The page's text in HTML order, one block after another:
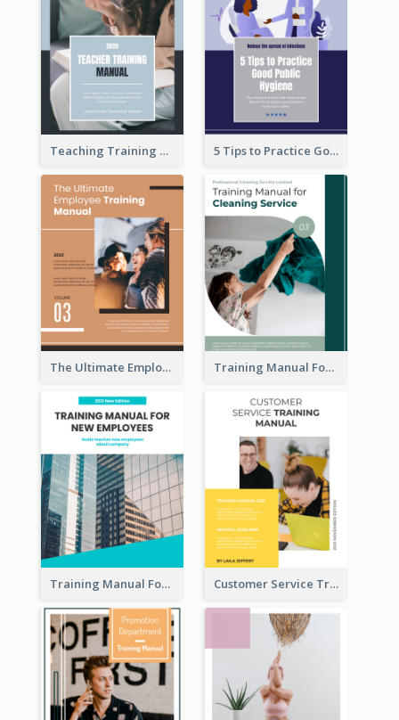
Teaching Training Manual 5 Tips to Practice Good Public Hygiene
The Ultimate Employee Training Manual Training Manual For Cleaning Service
Training Manual For New Employee Customer Service Training Manual